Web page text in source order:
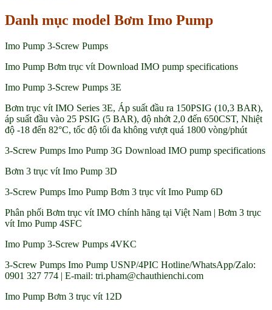
Danh mục model Bơm Imo Pump
Imo Pump 3-Screw Pumps
Imo Pump Bơm trục vít Download IMO pump specifications
Imo Pump 3-Screw Pumps 3E
Bơm trục vít IMO Series 3E, Áp suất đầu ra 150PSIG (10,3 BAR),
áp suất đầu vào 25 PSIG (5 BAR), độ nhớt 2,0 đến 650CST, Nhiệt
độ -18 đến 82°C, tốc độ tối đa không vượt quá 1800 vòng/phút
3-Screw Pumps Imo Pump 3G Download IMO pump specifications
Bơm 3 trục vít Imo Pump 3D
3-Screw Pumps Imo Pump Bơm 3 trục vít Imo Pump 6D
Phân phối Bơm trục vít IMO chính hãng tại Việt Nam | Bơm 3 trục
vít Imo Pump 4SFC
Imo Pump 3-Screw Pumps 4VKC
3-Screw Pumps Imo Pump USNP/4PIC Hotline/WhatsApp/Zalo:
0901 327 774 | E-mail: tri.pham@chauthienchi.com
Imo Pump Bơm 3 trục vít 12D